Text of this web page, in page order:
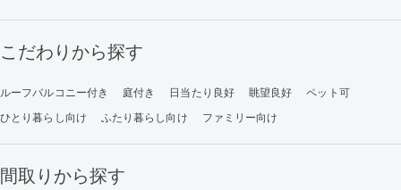
こだわりから探す
ルーフバルコニー付き 庭付き 日当たり良好 眺望良好
ペット可
ひとり暮らし向け
ふたり暮らし向け ファミリー向け
間取りから探す